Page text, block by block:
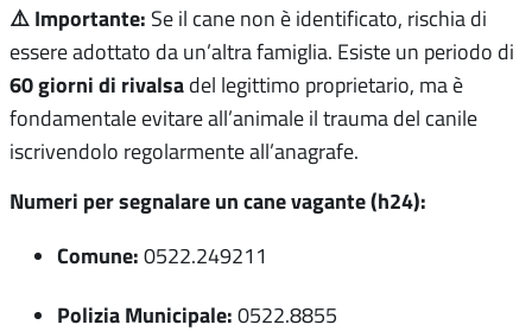
⚠️ Importante: Se il cane non è identificato, rischia di
essere adottato da un’altra famiglia. Esiste un periodo di
60 giorni di rivalsa del legittimo proprietario, ma è
fondamentale evitare all’animale il trauma del canile
iscrivendolo regolarmente all’anagrafe.
Numeri per segnalare un cane vagante (h24):
Comune: 0522.249211
Polizia Municipale: 0522.8855